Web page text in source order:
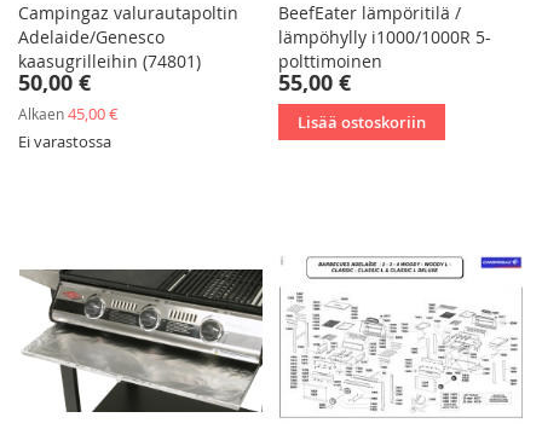
Campingaz valurautapoltin
Adelaide/Genesco
kaasugrilleihin (74801)
50,00 €
Alkaen45,00 €
Ei varastossa
BeefEater lämpöritilä /
lämpöhylly i1000/1000R 5-
polttimoinen
55,00 €
Lisää ostoskoriin